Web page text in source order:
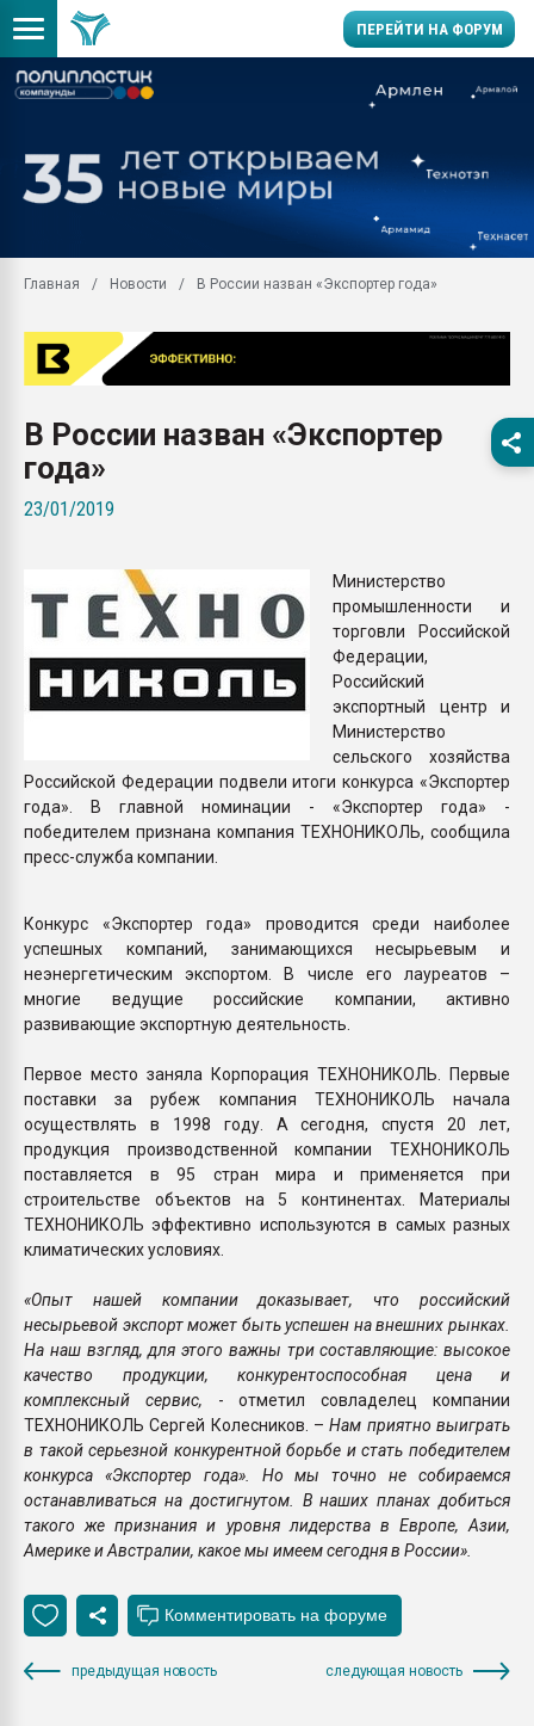
ПЕРЕЙТИ НА ФОРУМ
производство SPC
цикла
заводу пластмасс"
Помощь в подборе
Вакуум-формовочные
первый план в
пластмасс
бутылок
ПЕРЕЙТИ НА
Главная Новости В России назван «Экспортер года»
В России назван «Экспортер
года»
23/01/2019
Министерство
промышленности и
торговли Российской
Федерации,
Российский
экспортный центр и
Министерство
сельского хозяйства
Российской Федерации подвели итоги конкурса «Экспортер
года». В главной номинации - «Экспортер года» -
победителем признана компания ТЕХНОНИКОЛЬ, сообщила
пресс-служба компании.
Конкурс «Экспортер года» проводится среди наиболее
успешных компаний, занимающихся несырьевым и
неэнергетическим экспортом. В числе его лауреатов –
многие ведущие российские компании, активно
развивающие экспортную деятельность.
Первое место заняла Корпорация ТЕХНОНИКОЛЬ. Первые
поставки за рубеж компания ТЕХНОНИКОЛЬ начала
осуществлять в 1998 году. А сегодня, спустя 20 лет,
продукция производственной компании ТЕХНОНИКОЛЬ
поставляется в 95 стран мира и применяется при
строительстве объектов на 5 континентах. Материалы
ТЕХНОНИКОЛЬ эффективно используются в самых разных
климатических условиях.
«Опыт нашей компании доказывает, что российский
несырьевой экспорт может быть успешен на внешних рынках.
На наш взгляд, для этого важны три составляющие: высокое
качество продукции, конкурентоспособная цена и
комплексный сервис, - отметил совладелец компании
ТЕХНОНИКОЛЬ Сергей Колесников. –Нам приятно выиграть
в такой серьезной конкурентной борьбе и стать победителем
конкурса «Экспортер года». Но мы точно не собираемся
останавливаться на достигнутом. В наших планах добиться
такого же признания и уровня лидерства в Европе, Азии,
Америке и Австралии, какое мы имеем сегодня в России».
предыдущая новость следующая новость